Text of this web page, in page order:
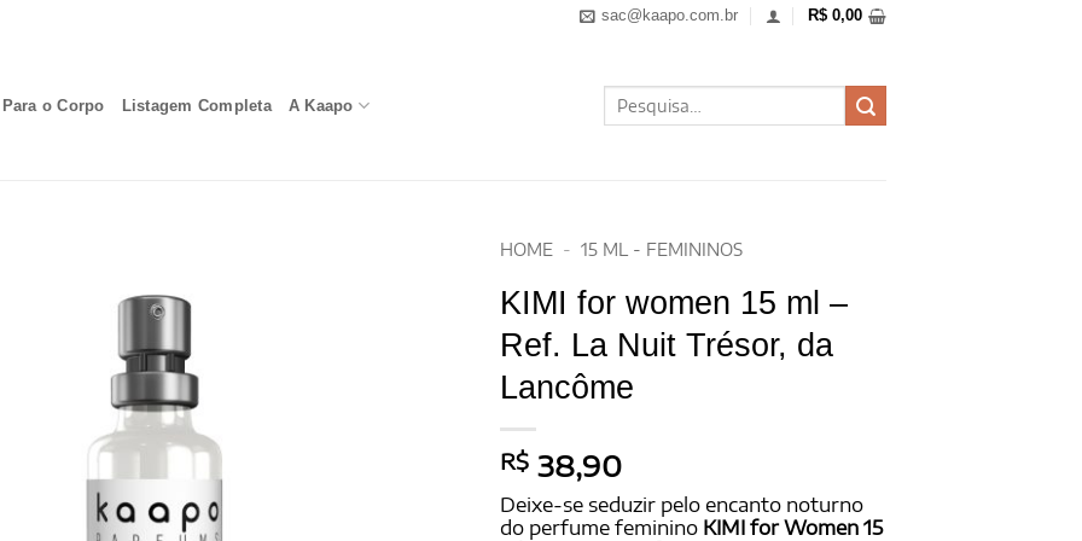
sac@kaapo.com.br R$ 0,00
Para o Corpo Listagem Completa A Kaapo
Pesquisar
por:
HOME - 15 ML - FEMININOS
KIMI for women 15 ml –
Ref. La Nuit Trésor, da
Lancôme
R$ 38,90
Deixe-se seduzir pelo encanto noturno
do perfume feminino KIMI for Women 15